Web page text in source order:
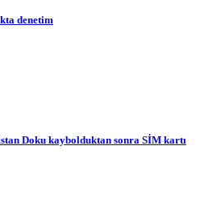
denetim
Doku kaybolduktan sonra SİM kartı